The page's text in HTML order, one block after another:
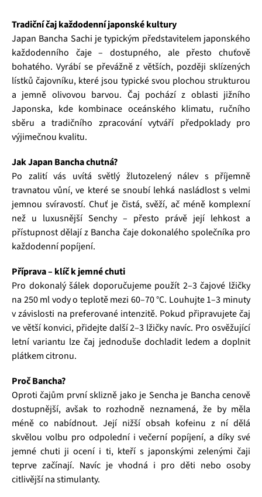
Tradiční čaj každodenní japonské kultury
Japan Bancha Sachi je typickým představitelem japonského
každodenního čaje – dostupného, ale přesto chuťově
bohatého. Vyrábí se převážně z větších, později sklízených
lístků čajovníku, které jsou typické svou plochou strukturou
a jemně olivovou barvou. Čaj pochází z oblasti jižního
Japonska, kde kombinace oceánského klimatu, ručního
sběru a tradičního zpracování vytváří předpoklady pro
výjimečnou kvalitu.
Jak Japan Bancha chutná?
Po zalití vás uvítá světlý žlutozelený nálev s příjemně
travnatou vůní, ve které se snoubí lehká nasládlost s velmi
jemnou svíravostí. Chuť je čistá, svěží, ač méně komplexní
než u luxusnější Senchy – přesto právě její lehkost a
přístupnost dělají z Bancha čaje dokonalého společníka pro
každodenní popíjení.
Příprava – klíč k jemné chuti
Pro dokonalý šálek doporučujeme použít 2–3 čajové lžičky
na 250 ml vody o teplotě mezi 60–70 °C. Louhujte 1–3 minuty
v závislosti na preferované intenzitě. Pokud připravujete čaj
ve větší konvici, přidejte další 2–3 lžičky navíc. Pro osvěžující
letní variantu lze čaj jednoduše dochladit ledem a doplnit
plátkem citronu.
Proč Bancha?
Oproti čajům první sklizně jako je Sencha je Bancha cenově
dostupnější, avšak to rozhodně neznamená, že by měla
méně co nabídnout. Její nižší obsah kofeinu z ní dělá
skvělou volbu pro odpolední i večerní popíjení, a díky své
jemné chuti ji ocení i ti, kteří s japonskými zelenými čaji
teprve začínají. Navíc je vhodná i pro děti nebo osoby
citlivější na stimulanty.